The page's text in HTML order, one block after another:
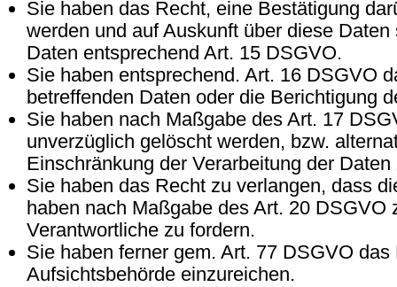
Sie haben das Recht, eine Bestätigung
werden und auf Auskunft über diese
Daten entsprechend Art. 15 DSGVO.
Sie haben entsprechend. Art. 16 DSGVO
betreffenden Daten oder die Berichtigung
Sie haben nach Maßgabe des Art. 17
unverzüglich gelöscht werden, bzw.
Einschränkung der Verarbeitung der
Sie haben das Recht zu verlangen, dass
haben nach Maßgabe des Art. 20
Verantwortliche zu fordern.
Sie haben ferner gem. Art. 77 DSGVO
Aufsichtsbehörde einzureichen.